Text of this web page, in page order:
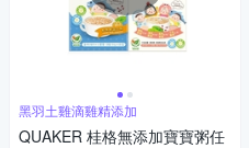
黑羽土雞滴雞精添加
QUAKER 桂格無添加寶寶粥任